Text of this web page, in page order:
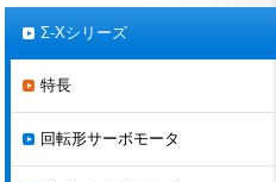
Σ-Xシリーズ
特長
回転形サーボモータ